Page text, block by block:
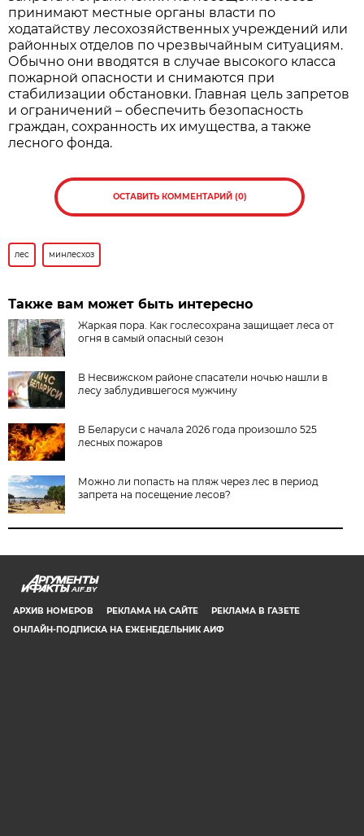
принимают местные органы власти по
ходатайству лесохозяйственных учреждений или
районных отделов по чрезвычайным ситуациям.
Обычно они вводятся в случае высокого класса
пожарной опасности и снимаются при
стабилизации обстановки. Главная цель запретов
и ограничений – обеспечить безопасность
граждан, сохранность их имущества, а также
лесного фонда.
ОСТАВИТЬ КОММЕНТАРИЙ (0)
лес минлесхоз
Также вам может быть интересно
Жаркая пора. Как гослесохрана защищает леса от
огня в самый опасный сезон
В Несвижском районе спасатели ночью нашли в
лесу заблудившегося мужчину
В Беларуси с начала 2026 года произошло 525
лесных пожаров
Можно ли попасть на пляж через лес в период
запрета на посещение лесов?
AIF.BY
АРХИВ НОМЕРОВ РЕКЛАМА НА САЙТЕ
РЕКЛАМА В ГАЗЕТЕ
ОНЛАЙН-ПОДПИСКА НА ЕЖЕНЕДЕЛЬНИК АИФ